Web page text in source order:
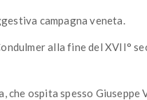
campagna veneta.
alla fine del XVII°
ospita spesso Giuseppe